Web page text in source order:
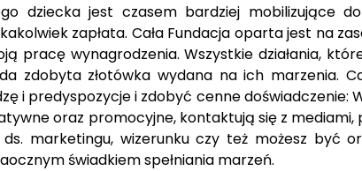
dziecka jest czasem bardziej mobilizujące
zapłata. Cała Fundacja oparta jest na
pracę wynagrodzenia. Wszystkie działania,
zdobyta złotówka wydana na ich marzenia.
i predyspozycje i zdobyć cenne doświadczenie:
oraz promocyjne, kontaktują się z
marketingu, wizerunku czy też możesz być
świadkiem spełniania marzeń.